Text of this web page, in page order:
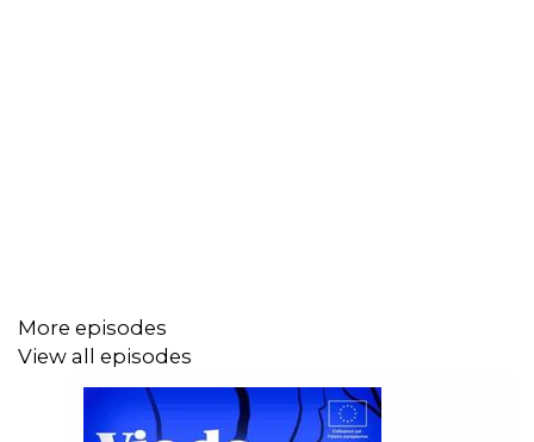
– les évolutions possibles en matière de concurrence
More episodes
View all episodes